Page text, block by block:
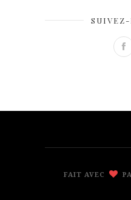
SUIVEZ-
FAIT AVEC